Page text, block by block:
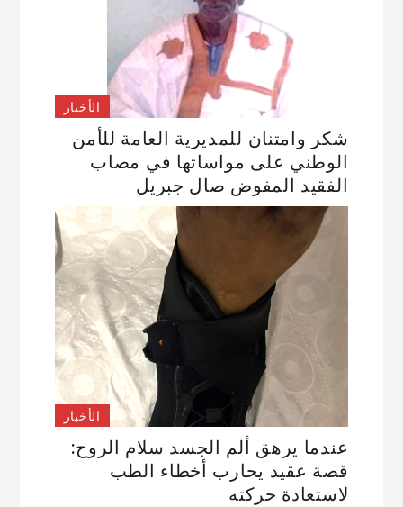
الأخبار
شكر وامتنان للمديرية العامة للأمن
الوطني على مواساتها في مصاب
الفقيد المفوض صال جبريل
الأخبار
عندما يرهق ألم الجسد سلام الروح:
قصة عقيد يحارب أخطاء الطب
لاستعادة حركته